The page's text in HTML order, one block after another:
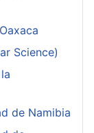
Science)
de Namibia